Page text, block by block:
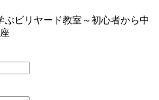
ぶビリヤード教室～初心者から中